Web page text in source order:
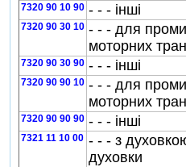
7320 90 10 90 - - - iншi
7320 90 30 10 - - - для
моторних
7320 90 30 90 - - - iншi
7320 90 90 10 - - - для
моторних
7320 90 90 90 - - - iншi
7321 11 10 00 - - - з
духовки